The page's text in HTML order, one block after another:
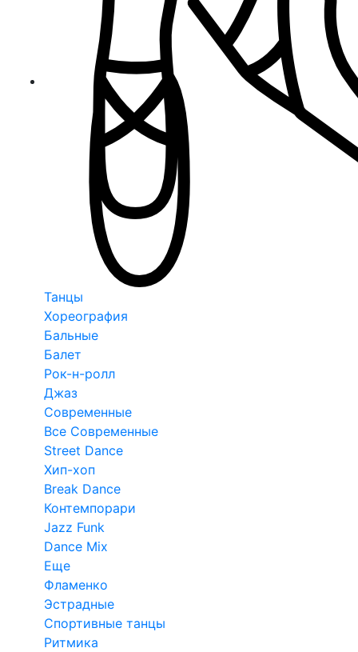
Танцы
Хореография
Бальные
Балет
Рок-н-ролл
Джаз
Современные
Все Современные
Street Dance
Хип-хоп
Break Dance
Контемпорари
Jazz Funk
Dance Mix
Еще
Фламенко
Эстрадные
Спортивные танцы
Ритмика